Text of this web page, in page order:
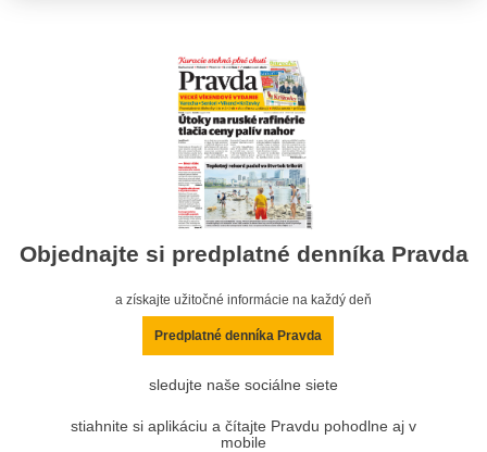
Objednajte si predplatné denníka Pravda
a získajte užitočné informácie na každý deň
Predplatné denníka Pravda
sledujte naše sociálne siete
stiahnite si aplikáciu a čítajte Pravdu pohodlne aj v
mobile